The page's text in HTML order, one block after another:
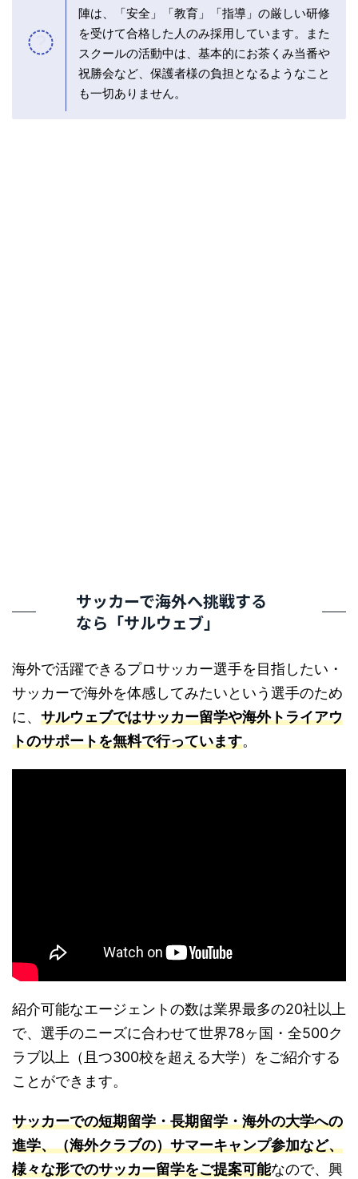
陣は、「安全」「教育」「指導」の厳しい研修
を受けて合格した人のみ採用しています。また
スクールの活動中は、基本的にお茶くみ当番や
祝勝会など、保護者様の負担となるようなこと
も一切ありません。
サッカーで海外へ挑戦する
なら「サルウェブ」
海外で活躍できるプロサッカー選手を目指したい・
サッカーで海外を体感してみたいという選手のため
に、 サルウェブではサッカー留学や海外トライアウ
トのサポートを無料で行っています。
紹介可能なエージェントの数は業界最多の20社以上
で、選手のニーズに合わせて世界78ヶ国・全500ク
ラブ以上（且つ300校を超える大学）をご紹介する
ことができます。
サッカーでの短期留学・長期留学・海外の大学への
進学、（海外クラブの）サマーキャンプ参加など、
様々な形でのサッカー留学をご提案可能なので、興